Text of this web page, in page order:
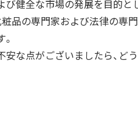
健全な市場の発展を目的と
品の専門家および法律の専
な点がございましたら、ど